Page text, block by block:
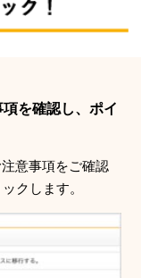
を確認し、ポイ
意事項をご確認
クします。